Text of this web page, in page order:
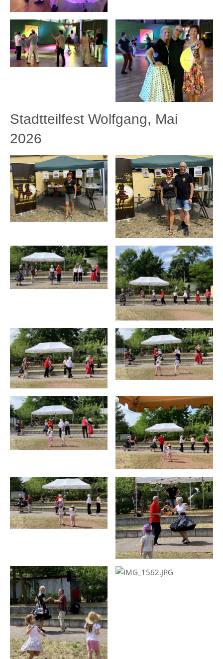
Stadtteilfest Wolfgang, Mai
2026